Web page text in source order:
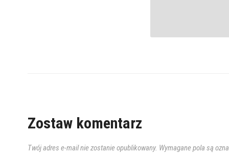
Zostaw komentarz
Twój adres e-mail nie zostanie opublikowany. Wymagane pola są